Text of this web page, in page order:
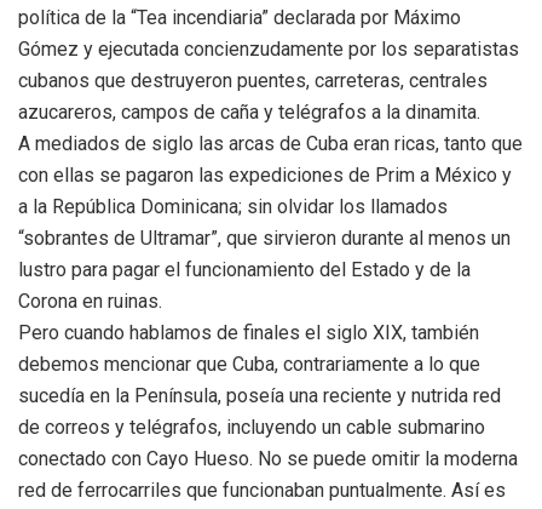
política de la “Tea incendiaria” declarada por Máximo
Gómez y ejecutada concienzudamente por los separatistas
cubanos que destruyeron puentes, carreteras, centrales
azucareros, campos de caña y telégrafos a la dinamita.
A mediados de siglo las arcas de Cuba eran ricas, tanto que
con ellas se pagaron las expediciones de Prim a México y
a la República Dominicana; sin olvidar los llamados
“sobrantes de Ultramar”, que sirvieron durante al menos un
lustro para pagar el funcionamiento del Estado y de la
Corona en ruinas.
Pero cuando hablamos de finales el siglo XIX, también
debemos mencionar que Cuba, contrariamente a lo que
sucedía en la Península, poseía una reciente y nutrida red
de correos y telégrafos, incluyendo un cable submarino
conectado con Cayo Hueso. No se puede omitir la moderna
red de ferrocarriles que funcionaban puntualmente. Así es